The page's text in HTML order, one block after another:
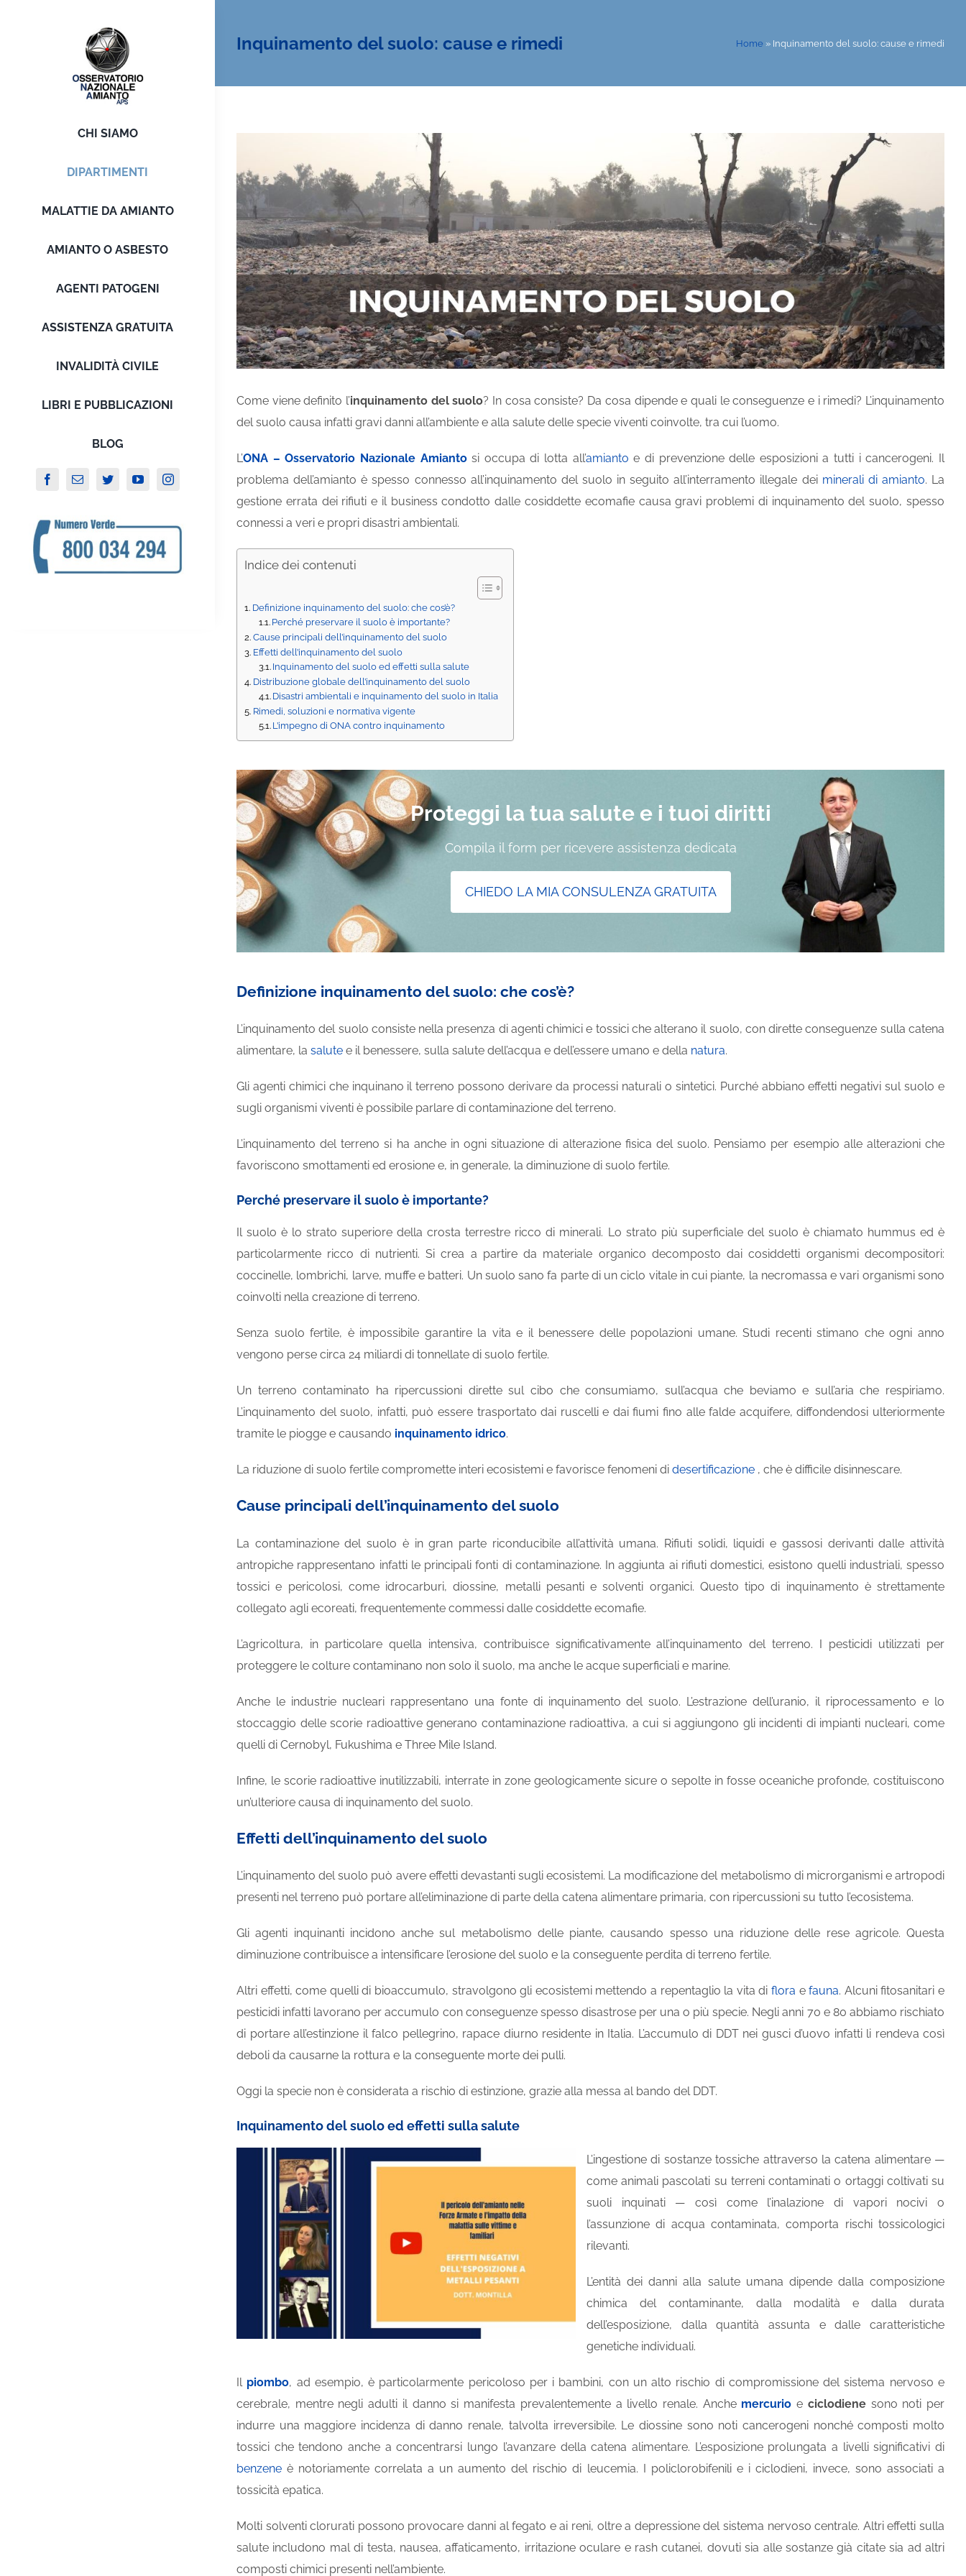
CHI SIAMO
DIPARTIMENTI
MALATTIE DA AMIANTO
AMIANTO O ASBESTO
AGENTI PATOGENI
ASSISTENZA GRATUITA
INVALIDITÀ CIVILE
LIBRI E PUBBLICAZIONI
BLOG
Inquinamento del suolo: cause e rimedi Home » Inquinamento del suolo: cause e rimedi
Come viene definito l’inquinamento del suolo? In cosa consiste? Da cosa dipende e quali le conseguenze e i rimedi? L’inquinamento
del suolo causa infatti gravi danni all’ambiente e alla salute delle specie viventi coinvolte, tra cui l’uomo.
L’ONA – Osservatorio Nazionale Amiantosi occupa di lotta all’amianto e di prevenzione delle esposizioni a tutti i cancerogeni. Il
problema dell’amianto è spesso connesso all’inquinamento del suolo in seguito all’interramento illegale dei minerali di amianto. La
gestione errata dei rifiuti e il business condotto dalle cosiddette ecomafie causa gravi problemi di inquinamento del suolo, spesso
connessi a veri e propri disastri ambientali.
Indice dei contenuti
Definizione inquinamento del suolo: che cos’è?
Perché preservare il suolo è importante?
Cause principali dell’inquinamento del suolo
Effetti dell’inquinamento del suolo
Inquinamento del suolo ed effetti sulla salute
Distribuzione globale dell’inquinamento del suolo
Disastri ambientali e inquinamento del suolo in Italia
Rimedi, soluzioni e normativa vigente
L’impegno di ONA contro inquinamento
Proteggi la tua salute e i tuoi diritti
Compila il form per ricevere assistenza dedicata
CHIEDO LA MIA CONSULENZA GRATUITA
Definizione inquinamento del suolo: che cos’è?
L’inquinamento del suolo consiste nella presenza di agenti chimici e tossici che alterano il suolo, con dirette conseguenze sulla catena
alimentare, la salute e il benessere, sulla salute dell’acqua e dell’essere umano e della natura.
Gli agenti chimici che inquinano il terreno possono derivare da processi naturali o sintetici. Purché abbiano effetti negativi sul suolo e
sugli organismi viventi è possibile parlare di contaminazione del terreno.
L’inquinamento del terreno si ha anche in ogni situazione di alterazione fisica del suolo. Pensiamo per esempio alle alterazioni che
favoriscono smottamenti ed erosione e, in generale, la diminuzione di suolo fertile.
Perché preservare il suolo è importante?
Il suolo è lo strato superiore della crosta terrestre ricco di minerali. Lo strato più superficiale del suolo è chiamato hummus ed è
particolarmente ricco di nutrienti. Si crea a partire da materiale organico decomposto dai cosiddetti organismi decompositori:
coccinelle, lombrichi, larve, muffe e batteri. Un suolo sano fa parte di un ciclo vitale in cui piante, la necromassa e vari organismi sono
coinvolti nella creazione di terreno.
Senza suolo fertile, è impossibile garantire la vita e il benessere delle popolazioni umane. Studi recenti stimano che ogni anno
vengono perse circa 24 miliardi di tonnellate di suolo fertile.
Un terreno contaminato ha ripercussioni dirette sul cibo che consumiamo, sull’acqua che beviamo e sull’aria che respiriamo.
L’inquinamento del suolo, infatti, può essere trasportato dai ruscelli e dai fiumi fino alle falde acquifere, diffondendosi ulteriormente
tramite le piogge e causando inquinamento idrico.
La riduzione di suolo fertile compromette interi ecosistemi e favorisce fenomeni di desertificazione , che è difficile disinnescare.
Cause principali dell’inquinamento del suolo
La contaminazione del suolo è in gran parte riconducibile all’attività umana. Rifiuti solidi, liquidi e gassosi derivanti dalle attività
antropiche rappresentano infatti le principali fonti di contaminazione. In aggiunta ai rifiuti domestici, esistono quelli industriali, spesso
tossici e pericolosi, come idrocarburi, diossine, metalli pesanti e solventi organici. Questo tipo di inquinamento è strettamente
collegato agli ecoreati, frequentemente commessi dalle cosiddette ecomafie.
L’agricoltura, in particolare quella intensiva, contribuisce significativamente all’inquinamento del terreno. I pesticidi utilizzati per
proteggere le colture contaminano non solo il suolo, ma anche le acque superficiali e marine.
Anche le industrie nucleari rappresentano una fonte di inquinamento del suolo. L’estrazione dell’uranio, il riprocessamento e lo
stoccaggio delle scorie radioattive generano contaminazione radioattiva, a cui si aggiungono gli incidenti di impianti nucleari, come
quelli di Cernobyl, Fukushima e Three Mile Island.
Infine, le scorie radioattive inutilizzabili, interrate in zone geologicamente sicure o sepolte in fosse oceaniche profonde, costituiscono
un’ulteriore causa di inquinamento del suolo.
Effetti dell’inquinamento del suolo
L’inquinamento del suolo può avere effetti devastanti sugli ecosistemi. La modificazione del metabolismo di microrganismi e artropodi
presenti nel terreno può portare all’eliminazione di parte della catena alimentare primaria, con ripercussioni su tutto l’ecosistema.
Gli agenti inquinanti incidono anche sul metabolismo delle piante, causando spesso una riduzione delle rese agricole. Questa
diminuzione contribuisce a intensificare l’erosione del suolo e la conseguente perdita di terreno fertile.
Altri effetti, come quelli di bioaccumulo, stravolgono gli ecosistemi mettendo a repentaglio la vita di flora efauna. Alcuni fitosanitari e
pesticidi infatti lavorano per accumulo con conseguenze spesso disastrose per una o più specie. Negli anni 70 e 80 abbiamo rischiato
di portare all’estinzione il falco pellegrino, rapace diurno residente in Italia. L’accumulo di DDT nei gusci d’uovo infatti li rendeva così
deboli da causarne la rottura e la conseguente morte dei pulli.
Oggi la specie non è considerata a rischio di estinzione, grazie alla messa al bando del DDT.
Inquinamento del suolo ed effetti sulla salute
L’ingestione di sostanze tossiche attraverso la catena alimentare —
come animali pascolati su terreni contaminati o ortaggi coltivati su
suoli inquinati — così come l’inalazione di vapori nocivi o
l’assunzione di acqua contaminata, comporta rischi tossicologici
rilevanti.
L’entità dei danni alla salute umana dipende dalla composizione
chimica del contaminante, dalla modalità e dalla durata
dell’esposizione, dalla quantità assunta e dalle caratteristiche
genetiche individuali.
Il piombo, ad esempio, è particolarmente pericoloso per i bambini, con un alto rischio di compromissione del sistema nervoso e
cerebrale, mentre negli adulti il danno si manifesta prevalentemente a livello renale. Anche mercurio e ciclodienesono noti per
indurre una maggiore incidenza di danno renale, talvolta irreversibile. Le diossine sono noti cancerogeni nonché composti molto
tossici che tendono anche a concentrarsi lungo l’avanzare della catena alimentare. L’esposizione prolungata a livelli significativi di
benzene è notoriamente correlata a un aumento del rischio di leucemia. I policlorobifenili e i ciclodieni, invece, sono associati a
tossicità epatica.
Molti solventi clorurati possono provocare danni al fegato e ai reni, oltre a depressione del sistema nervoso centrale. Altri effetti sulla
salute includono mal di testa, nausea, affaticamento, irritazione oculare e rash cutanei, dovuti sia alle sostanze già citate sia ad altri
composti chimici presenti nell’ambiente.